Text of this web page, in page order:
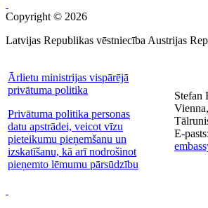
Copyright © 2026
Latvijas Republikas vēstniecība Austrijas
Ārlietu ministrijas vispārējā
privātuma politika
Privātuma politika personas
datu apstrādei, veicot vīzu
pieteikumu pieņemšanu un
izskatīšanu, kā arī nodrošinot
pieņemto lēmumu pārsūdzību
Stefan
E-pasts: